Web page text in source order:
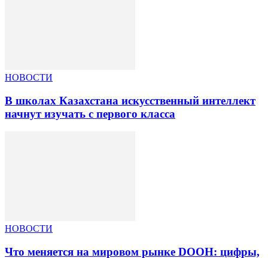
НОВОСТИ
В школах Казахстана искусственный интеллект
начнут изучать с первого класса
НОВОСТИ
Что меняется на мировом рынке DOOH: цифры,